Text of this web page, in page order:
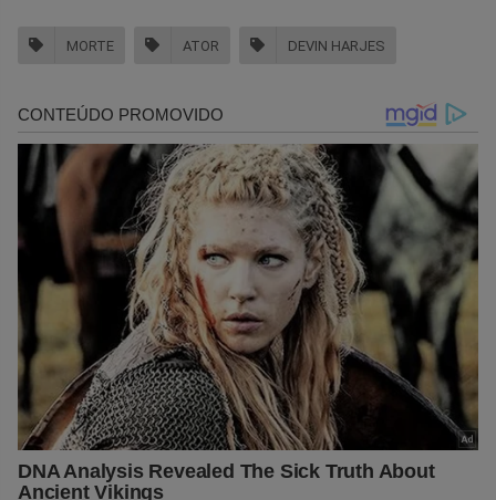
MORTE ATOR DEVIN HARJES